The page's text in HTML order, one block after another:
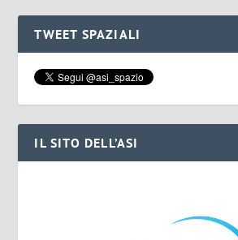
TWEET SPAZIALI
IL SITO DELL’ASI